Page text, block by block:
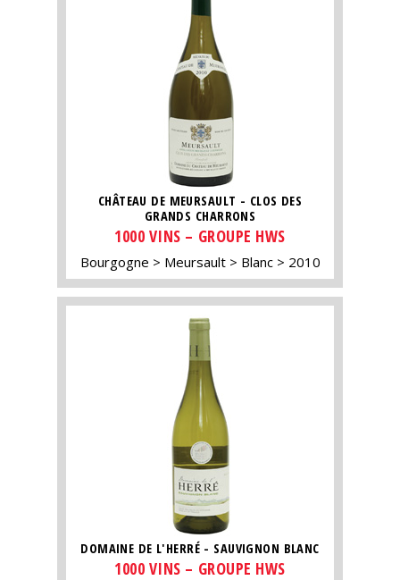
CHÂTEAU DE MEURSAULT - CLOS DES
GRANDS CHARRONS
1000 VINS – GROUPE HWS
Bourgogne Meursault Blanc 2010
DOMAINE DE L'HERRÉ - SAUVIGNON BLANC
1000 VINS – GROUPE HWS